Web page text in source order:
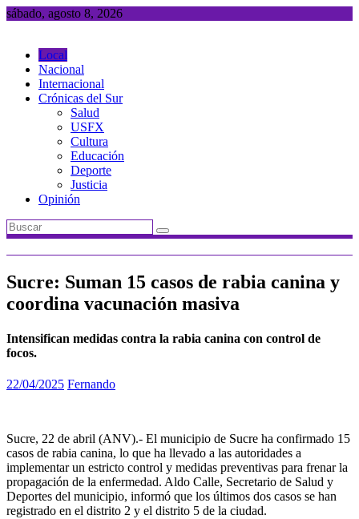
Saltar
sábado, agosto 8, 2026
Local
Nacional
Internacional
Crónicas del Sur
Salud
USFX
Cultura
Educación
Deporte
Justicia
Opinión
Sucre: Suman 15 casos de rabia canina y
coordina vacunación masiva
Intensifican medidas contra la rabia canina con control de
focos.
22/04/2025 Fernando
Sucre, 22 de abril (ANV).- El municipio de Sucre ha confirmado 15
casos de rabia canina, lo que ha llevado a las autoridades a
implementar un estricto control y medidas preventivas para frenar la
propagación de la enfermedad. Aldo Calle, Secretario de Salud y
Deportes del municipio, informó que los últimos dos casos se han
registrado en el distrito 2 y el distrito 5 de la ciudad.